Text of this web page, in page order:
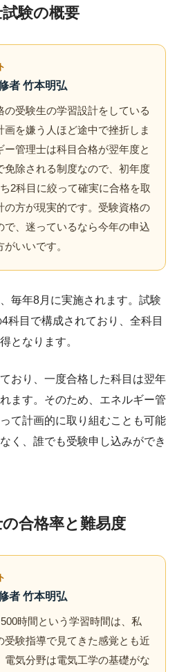
験の概要
者 竹本明弘
の受験生の学習設計をしている
画を嫌う人ほど途中で挫折しま
ー管理士は科目合格が翌年度と
免除される制度なので、初年度
2科目に絞って確実に合格を取
の方が現実的です。受験資格の
で、迷っているなら今年の申込
いいです。
毎年8月に実施されます。試験
科目で構成されており、全科目
となります。
おり、一度合格した科目は翌年
ます。そのため、エネルギー管
て計画的に取り組むことも可能
く、誰でも受験申し込みができ
合格率と難易度
者 竹本明弘
時間という学習時間は、私
受験指導で見てきた感覚とも近
電気分野は電気工学の基礎がな